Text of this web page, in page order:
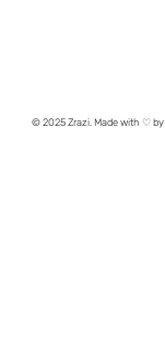
© 2025 Zrazi. Made with ♡ by